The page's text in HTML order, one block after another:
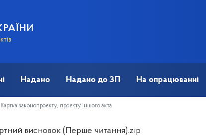
Надано Надано до ЗП На опрацюванні
Картка законопроєкту, проєкту іншого акта
висновок (Перше читання).zip